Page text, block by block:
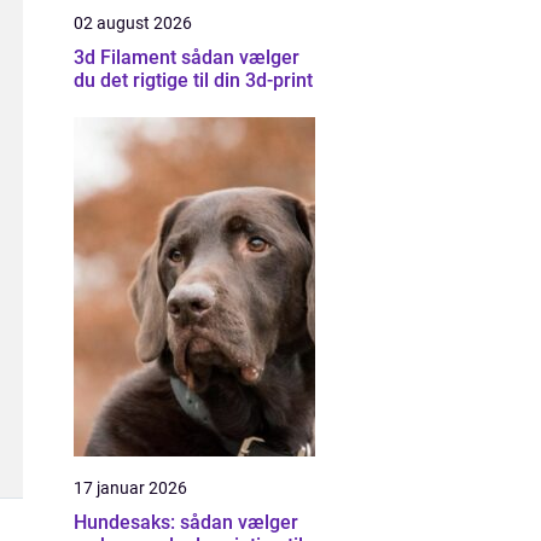
02 august 2026
3d Filament sådan vælger
du det rigtige til din 3d-print
17 januar 2026
Hundesaks: sådan vælger